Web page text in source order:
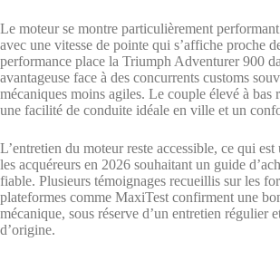
Le moteur se montre particulièrement
avec une vitesse de pointe qui s’affiche proche
performance place la Triumph Adventurer 900
avantageuse face à des concurrents customs
mécaniques moins agiles. Le couple élevé à bas
une facilité de conduite idéale en ville et un
L’entretien du moteur reste accessible, ce qui
les acquéreurs en 2026 souhaitant un guide
fiable. Plusieurs témoignages recueillis sur les
plateformes comme MaxiTest confirment une
mécanique, sous réserve d’un entretien régulier
d’origine.